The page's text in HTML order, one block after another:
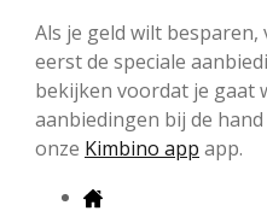
Als je geld wilt
eerst de speciale
bekijken voordat je gaat
aanbiedingen bij de
onze Kimbino app app.